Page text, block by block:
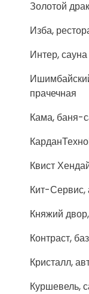
Золотой
Изба,
Интер, сауна
прачечная
Кама, баня-
Квист
Кит-Сервис,
Княжий
Контраст,
Кристалл,
Куршевель,